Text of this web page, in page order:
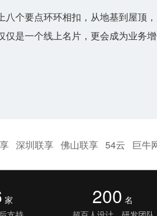
八个要点环环相扣，从地基到屋顶
是一个线上名片，更会成为业务
深圳联享 佛山联享 54云 巨牛
家
200 名